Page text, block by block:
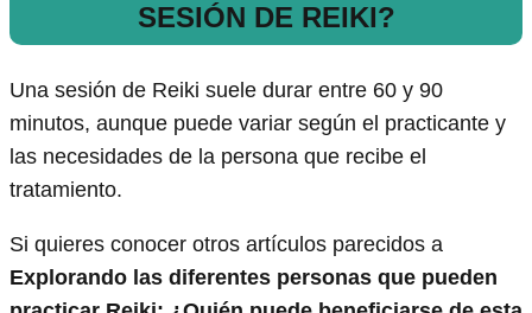
SESIÓN DE REIKI?
Una sesión de Reiki suele durar entre 60 y 90
minutos, aunque puede variar según el practicante y
las necesidades de la persona que recibe el
tratamiento.
Si quieres conocer otros artículos parecidos a
Explorando las diferentes personas que pueden